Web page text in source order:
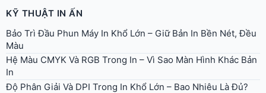
KỸ THUẬT IN ẤN
Bảo Trì Đầu Phun Máy In Khổ Lớn – Giữ Bản In Bền Nét, Đều
Màu
Hệ Màu CMYK Và RGB Trong In – Vì Sao Màn Hình Khác Bản
In
Độ Phân Giải Và DPI Trong In Khổ Lớn – Bao Nhiêu Là Đủ?